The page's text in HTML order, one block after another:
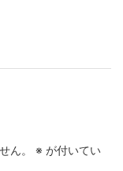
ん。 ※ が付いてい